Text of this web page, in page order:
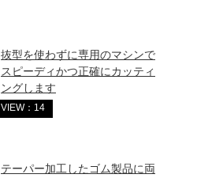
抜型を使わずに専用のマシンで
スピーディかつ正確にカッティ
ングします
VIEW：14
テーパー加工したゴム製品に両